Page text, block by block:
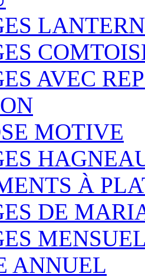
AVEC
MOTIVE
À
DE
ANNUEL